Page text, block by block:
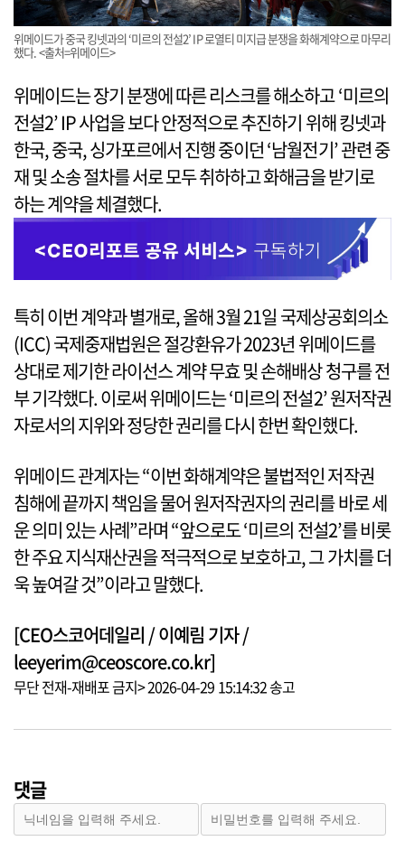
위메이드가 중국 킹넷과의 ‘미르의 전설2’ IP 로열티 미지급 분쟁을 화해계약으로 마무리
했다. <출처=위메이드>
위메이드는 장기 분쟁에 따른 리스크를 해소하고 ‘미르의
전설2’ IP 사업을 보다 안정적으로 추진하기 위해 킹넷과
한국, 중국, 싱가포르에서 진행 중이던 ‘남월전기’ 관련 중
재 및 소송 절차를 서로 모두 취하하고 화해금을 받기로
하는 계약을 체결했다.
특히 이번 계약과 별개로, 올해 3월 21일 국제상공회의소
(ICC) 국제중재법원은 절강환유가 2023년 위메이드를
상대로 제기한 라이선스 계약 무효 및 손해배상 청구를 전
부 기각했다. 이로써 위메이드는 ‘미르의 전설2’ 원저작권
자로서의 지위와 정당한 권리를 다시 한번 확인했다.
위메이드 관계자는 “이번 화해계약은 불법적인 저작권
침해에 끝까지 책임을 물어 원저작권자의 권리를 바로 세
운 의미 있는 사례”라며 “앞으로도 ‘미르의 전설2’를 비롯
한 주요 지식재산권을 적극적으로 보호하고, 그 가치를 더
욱 높여갈 것”이라고 말했다.
[CEO스코어데일리 / 이예림 기자 /
leeyerim@ceoscore.co.kr]
무단 전재-재배포 금지> 2026-04-29 15:14:32 송고
댓글